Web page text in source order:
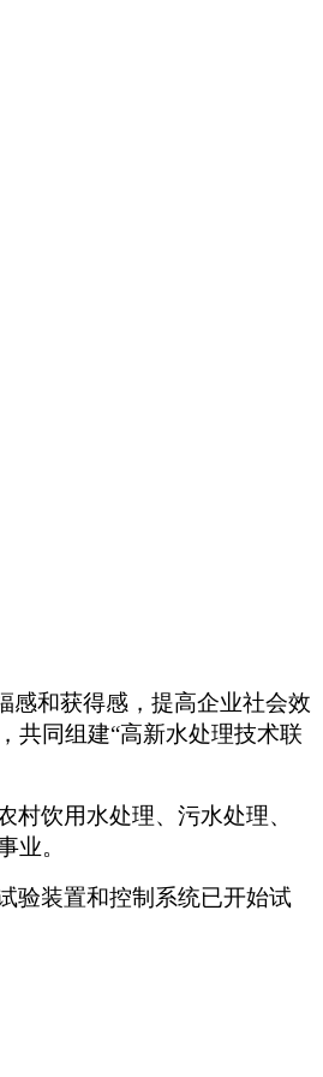
感和获得感，提高企业社会效
共同组建“高新水处理技术联
饮用水处理、污水处理、
业。
验装置和控制系统已开始试